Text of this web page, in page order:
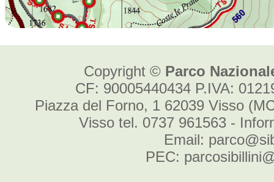
Copyright © Parco
CF: 90005440434 P.IVA:
Piazza del Forno, 1 62039 Visso
Visso tel. 0737 961563 -
Email:
PEC: